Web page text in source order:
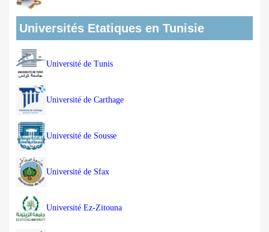
Universités Etatiques en Tunisie
Université de Tunis
Université de Carthage
Université de Sousse
Université de Sfax
Université Ez-Zitouna